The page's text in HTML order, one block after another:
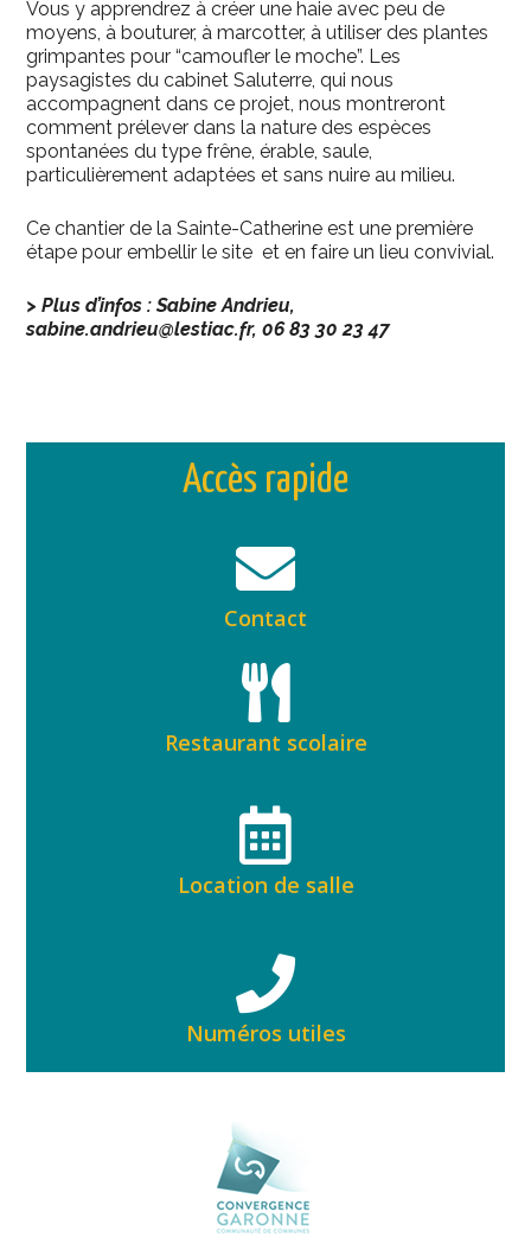
Vous y apprendrez à créer une haie avec peu de
moyens, à bouturer, à marcotter, à utiliser des plantes
grimpantes pour “camoufler le moche”. Les
paysagistes du cabinet Saluterre, qui nous
accompagnent dans ce projet, nous montreront
comment prélever dans la nature des espèces
spontanées du type frêne, érable, saule,
particulièrement adaptées et sans nuire au milieu.
Ce chantier de la Sainte-Catherine est une première
étape pour embellir le site et en faire un lieu convivial.
> Plus d’infos : Sabine Andrieu,
sabine.andrieu@lestiac.fr, 06 83 30 23 47
Accès rapide
Contact
Restaurant scolaire
Location de salle
Numéros utiles